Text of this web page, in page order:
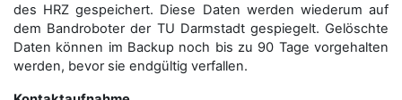
des HRZ gespeichert. Diese Daten werden wiederum auf
dem Bandroboter der TU Darmstadt gespiegelt. Gelöschte
Daten können im Backup noch bis zu 90 Tage vorgehalten
werden, bevor sie endgültig verfallen.